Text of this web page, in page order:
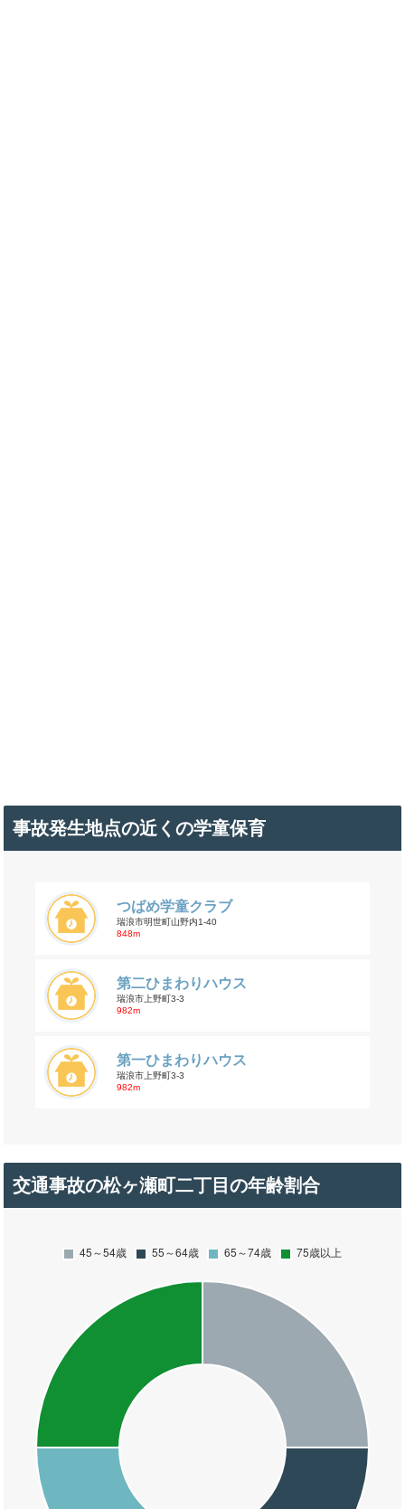
事故発生地点の近くの学童保育
つばめ学童クラブ
瑞浪市明世町山野内1-40
848m
第二ひまわりハウス
瑞浪市上野町3-3
982m
第一ひまわりハウス
瑞浪市上野町3-3
982m
交通事故の松ヶ瀬町二丁目の年齢割合